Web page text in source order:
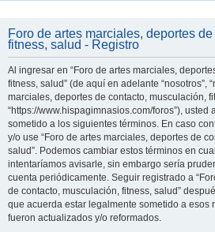
Foro de artes marciales, deportes
fitness, salud - Registro
Al ingresar en “Foro de artes marciales,
fitness, salud” (de aquí en adelante “nosotros”,
marciales, deportes de contacto, musculación,
“https://www.hispagimnasios.com/foros”), usted
sometido a los siguientes términos. En caso
y/o use “Foro de artes marciales, deportes de
salud”. Podemos cambiar estos términos en
intentaríamos avisarle, sin embargo sería
cuenta periódicamente. Seguir registrado a
de contacto, musculación, fitness, salud”
que acuerda estar legalmente sometido a esos
fueron actualizados y/o reformados.